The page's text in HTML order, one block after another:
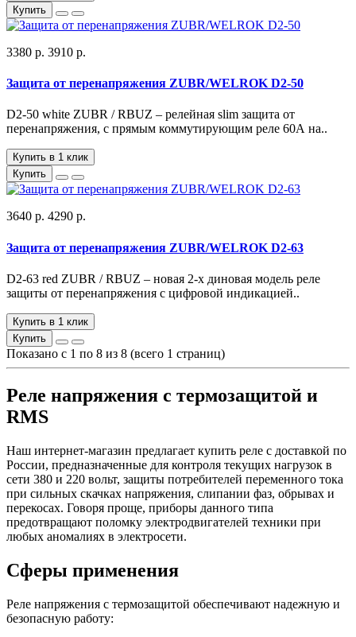
Купить
3380 р. 3910 р.
Защита от перенапряжения ZUBR/WELROK D2-50
D2-50 white ZUBR / RBUZ – релейная slim защита от
перенапряжения, с прямым коммутирующим реле 60А на..
Купить в 1 клик
Купить
3640 р. 4290 р.
Защита от перенапряжения ZUBR/WELROK D2-63
D2-63 red ZUBR / RBUZ – новая 2-х диновая модель реле
защиты от перенапряжения с цифровой индикацией..
Купить в 1 клик
Купить
Показано с 1 по 8 из 8 (всего 1 страниц)
Реле напряжения с термозащитой и
RMS
Наш интернет-магазин предлагает купить реле с доставкой по
России, предназначенные для контроля текущих нагрузок в
сети 380 и 220 вольт, защиты потребителей переменного тока
при сильных скачках напряжения, слипании фаз, обрывах и
перекосах. Говоря проще, приборы данного типа
предотвращают поломку электродвигателей техники при
любых аномалиях в электросети.
Сферы применения
Реле напряжения с термозащитой обеспечивают надежную и
безопасную работу: